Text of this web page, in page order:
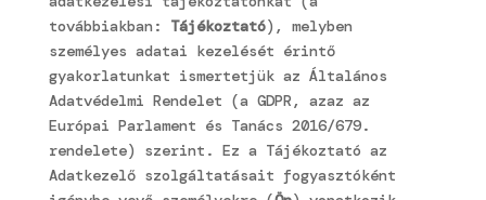
továbbiakban: Tájékoztató), melyben
személyes adatai kezelését érintő
gyakorlatunkat ismertetjük az Általános
Adatvédelmi Rendelet (a GDPR, azaz az
Európai Parlament és Tanács 2016/679.
rendelete) szerint. Ez a Tájékoztató az
Adatkezelő szolgáltatásait fogyasztóként